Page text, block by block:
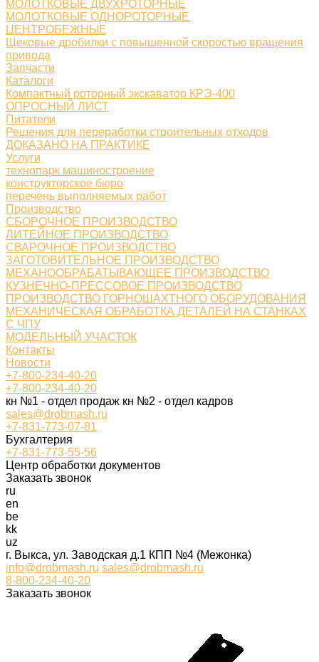
МОЛОТКОВЫЕ ДВУХРОТОРНЫЕ
МОЛОТКОВЫЕ ОДНОРОТОРНЫЕ
ЦЕНТРОБЕЖНЫЕ
Щековые дробилки с повышенной скоростью вращения
привода
Запчасти
Каталоги
Компактный роторный экскаватор КРЭ-400
ОПРОСНЫЙ ЛИСТ
Питатели
Решения для переработки строительных отходов
ДОКАЗАНО НА ПРАКТИКЕ
Услуги
технопарк машиностроение
конструкторское бюро
перечень выполняемых работ
Производство
СБОРОЧНОЕ ПРОИЗВОДСТВО
ЛИТЕЙНОЕ ПРОИЗВОДСТВО
СВАРОЧНОЕ ПРОИЗВОДСТВО
ЗАГОТОВИТЕЛЬНОЕ ПРОИЗВОДСТВО
МЕХАНООБРАБАТЫВАЮЩЕЕ ПРОИЗВОДСТВО
КУЗНЕЧНО-ПРЕССОВОЕ ПРОИЗВОДСТВО
ПРОИЗВОДСТВО ГОРНОШАХТНОГО ОБОРУДОВАНИЯ
МЕХАНИЧЕСКАЯ ОБРАБОТКА ДЕТАЛЕЙ НА СТАНКАХ
С ЧПУ
МОДЕЛЬНЫЙ УЧАСТОК
Контакты
Новости
+7-800-234-40-20
+7-800-234-40-20
кн №1 - отдел продаж кн №2 - отдел кадров
sales@drobmash.ru
+7-831-773-07-81
Бухгалтерия
+7-831-773-55-56
Центр обработки документов
Заказать звонок
ru
en
be
kk
uz
г. Выкса, ул. Заводская д.1 КПП №4 (Межонка)
info@drobmash.ru sales@drobmash.ru
8-800-234-40-20
Заказать звонок